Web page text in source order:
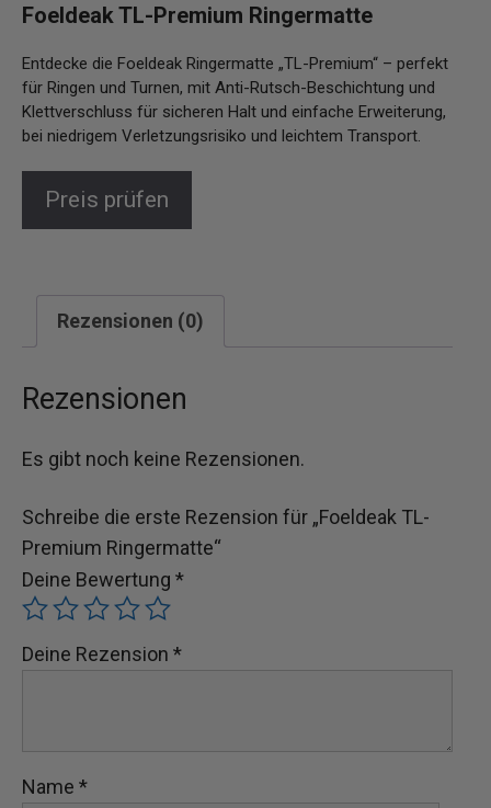
Foeldeak TL-Premium Ringermatte
Entdecke die Foeldeak Ringermatte „TL-Premium“ – perfekt
für Ringen und Turnen, mit Anti-Rutsch-Beschichtung und
Klettverschluss für sicheren Halt und einfache Erweiterung,
bei niedrigem Verletzungsrisiko und leichtem Transport.
Preis prüfen
Rezensionen (0)
Rezensionen
Es gibt noch keine Rezensionen.
Schreibe die erste Rezension für „Foeldeak TL-
Premium Ringermatte“
Deine Bewertung *
Deine Rezension *
Name *